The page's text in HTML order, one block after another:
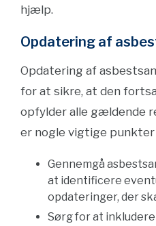
hjælp.
Opdatering af
Opdatering af
for at sikre, at den
opfylder alle gældende
er nogle vigtige punkter
Gennemgå
at identificere
opdateringer, der
Sørg for at